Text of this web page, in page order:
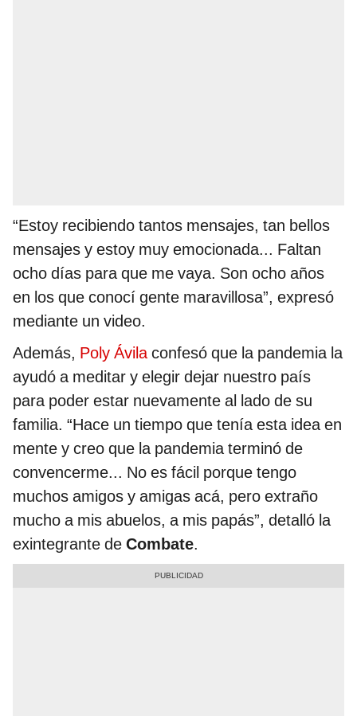
“Estoy recibiendo tantos mensajes, tan bellos
mensajes y estoy muy emocionada... Faltan
ocho días para que me vaya. Son ocho años
en los que conocí gente maravillosa”, expresó
mediante un video.
Además, Poly Ávilaconfesó que la pandemia la
ayudó a meditar y elegir dejar nuestro país
para poder estar nuevamente al lado de su
familia. “Hace un tiempo que tenía esta idea en
mente y creo que la pandemia terminó de
convencerme... No es fácil porque tengo
muchos amigos y amigas acá, pero extraño
mucho a mis abuelos, a mis papás”, detalló la
exintegrante de Combate.